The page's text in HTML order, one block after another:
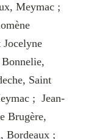
Meymac ;
Saint
; Jean-
Brugère,
Bordeaux ;